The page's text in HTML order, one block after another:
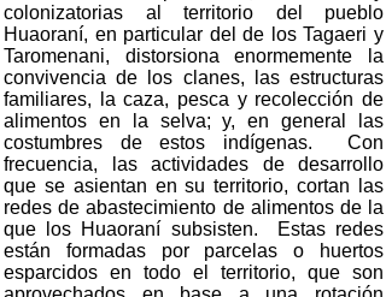
colonizatorias al territorio del pueblo
Huaoraní, en particular del de los Tagaeri y
Taromenani, distorsiona enormemente la
convivencia de los clanes, las estructuras
familiares, la caza, pesca y recolección de
alimentos en la selva; y, en general las
costumbres de estos indígenas. Con
frecuencia, las actividades de desarrollo
que se asientan en su territorio, cortan las
redes de abastecimiento de alimentos de la
que los Huaoraní subsisten. Estas redes
están formadas por parcelas o huertos
esparcidos en todo el territorio, que son